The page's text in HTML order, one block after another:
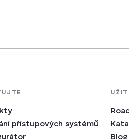
přístupových systémů